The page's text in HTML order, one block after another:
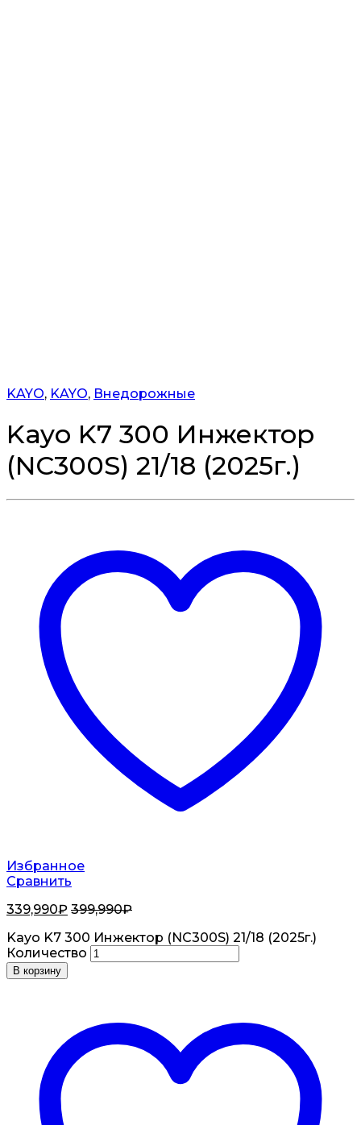
KAYO, KAYO, Внедорожные
Kayo K7 300 Инжектор
(NC300S) 21/18 (2025г.)
Избранное
Сравнить
339,990₽ 399,990₽
Kayo K7 300 Инжектор (NC300S) 21/18 (2025г.)
Количество
В корзину